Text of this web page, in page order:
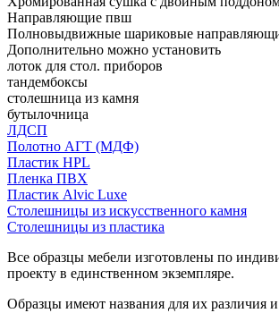
Направляющие пвш
Полновыдвижные шариковые
Дополнительно можно установить
лоток для стол. приборов
тандембоксы
столешница из камня
бутылочница
ЛДСП
Полотно АГТ (МДФ)
Пластик HPL
Пленка ПВХ
Пластик Alvic Luxe
Столешницы из искусственного камня
Столешницы из пластика
Все образцы мебели изготовлены по
проекту в единственном экземпляре.
Образцы имеют названия для их различия